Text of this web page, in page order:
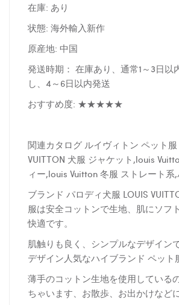
在庫: あり
状態: 海外輸入新作
原産地: 中国
発送時期： 在庫あり、通常1～3日以
し、4～6日以内発送
おすすめ度: ★★★★★
関連カタログ ルイヴィトン ペット
VUITTON 犬服 ジャケット,louis
ィー,louis Vuitton 冬服 ストレート系
ブランド パロディ犬服 LOUIS
服は安全コットンで生地、肌にソフ
快適です。
肌触りも良く、シンプルなデザイン
デザイン人気なハイブランド ペット
薄手のコットン生地を使用している
ちゃいます、お散歩、お出かけなど